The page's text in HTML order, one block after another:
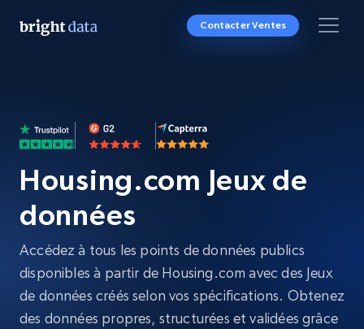
Contacter Ventes
Housing.com Jeux de
données
Accédez à tous les points de données publics
disponibles à partir de Housing.com avec des Jeux
de données créés selon vos spécifications. Obtenez
des données propres, structurées et validées grâce